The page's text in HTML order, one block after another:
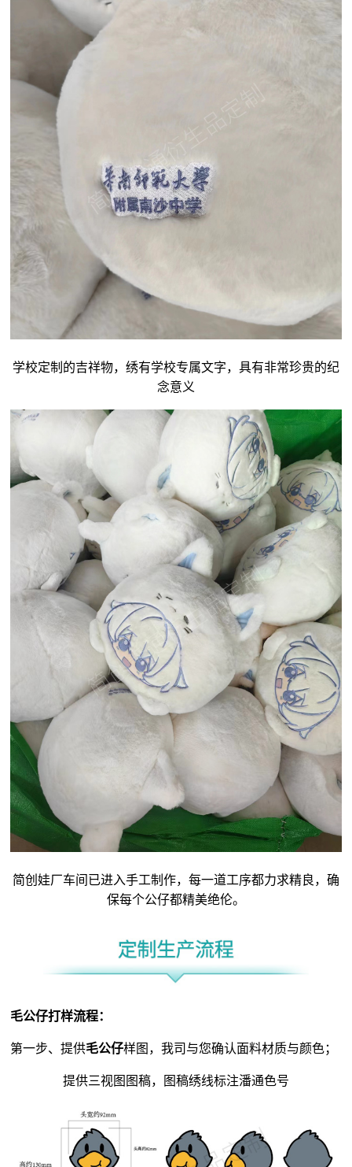
学校定制的吉祥物，绣有学校专属文字，具有非常珍贵的纪
念意义
简创娃厂车间已进入手工制作，每一道工序都力求精良，确
保每个公仔都精美绝伦。
毛公仔打样流程：
第一步、提供毛公仔样图，我司与您确认面料材质与颜色；
提供三视图图稿，图稿绣线标注潘通色号